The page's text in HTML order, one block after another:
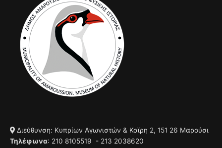
Διεύθυνση: Κυπρίων Αγωνιστών & Καϊρη 2, 151 26 Μαρούσι
Τηλέφωνα: 210 8105519 - 213 2038620